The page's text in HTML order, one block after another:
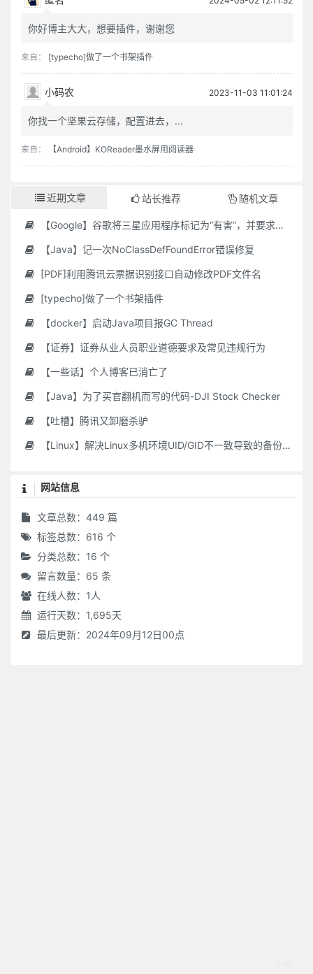
你好博主大大，想要插件，谢谢您
来自： [typecho]做了一个书架插件
小码农 2023-11-03 11:01:24
你找一个坚果云存储，配置进去，...
来自： 【Android】KOReader墨水屏用阅读器
近期文章 站长推荐 随机文章
【Google】谷歌将三星应用程序标记为“有害”，并要求用户删除它们
【Java】记一次NoClassDefFoundError错误修复
[PDF]利用腾讯云票据识别接口自动修改PDF文件名
[typecho]做了一个书架插件
【docker】启动Java项目报GC Thread
【证券】证券从业人员职业道德要求及常见违规行为
【一些话】个人博客已消亡了
【Java】为了买官翻机而写的代码-DJI Stock Checker
【吐槽】腾讯又卸磨杀驴
【Linux】解决Linux多机环境UID/GID不一致导致的备份权限问题
网站信息
文章总数：449 篇
标签总数：616 个
分类总数：16 个
留言数量：65 条
在线人数： 1 人
运行天数：1,695天
最后更新：2024年09月12日00点